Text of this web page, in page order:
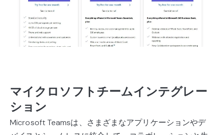
マイクロソフトチームインテグレー
ション
Microsoft Teamsは、さまざまなアプリケーションやデ